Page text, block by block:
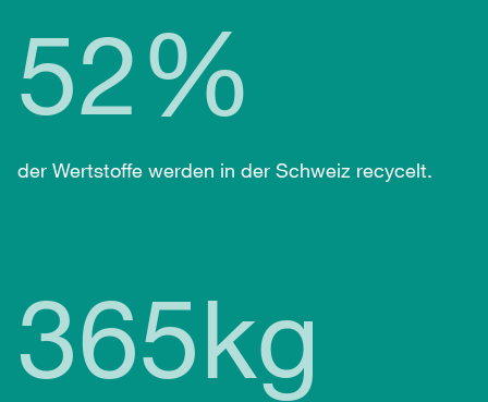
52%
der Wertstoffe werden in der Schweiz recycelt.
365kg